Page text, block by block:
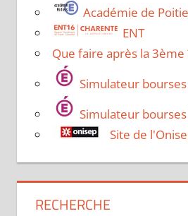
Académie de
ENT
Que faire après la 3ème
Simulateur
Simulateur
Site de
RECHERCHE